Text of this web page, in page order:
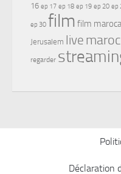
16 ep 17 ep 18 ep 19 ep 20 ep
ep 30 film film
Jerusalem live maroc
regarder
Déclaration